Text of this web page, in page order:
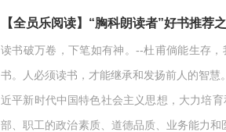
精神、不忘医者初心”的第七届“点亮美丽人生…
【全员乐阅读】“胸科朗读者”好书推荐
读书破万卷，下笔如有神。--杜甫倘能生存
书。人必须读书，才能继承和发扬前人的智
近平新时代中国特色社会主义思想，大力培
部、职工的政治素质、道德品质、业务能力和